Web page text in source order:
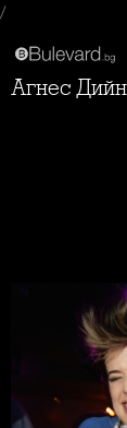
/
Агнес